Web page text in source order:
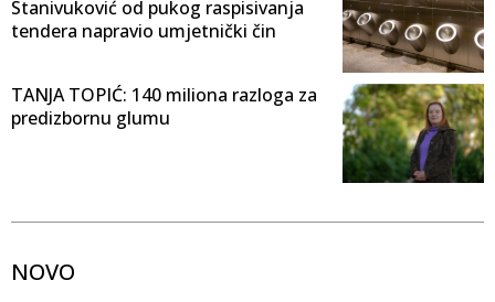
Stanivuković od pukog raspisivanja
tendera napravio umjetnički čin
TANJA TOPIĆ: 140 miliona razloga za
predizbornu glumu
NOVO